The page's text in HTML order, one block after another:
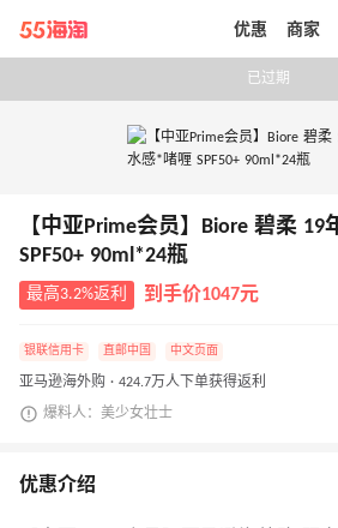
带你去官网买正品
优惠 商家
已过期
【中亚Prime会员】Biore 碧柔
SPF50+ 90ml*24瓶
最高3.2%返利 到手价1047元
银联信用卡 直邮中国 中文页面
亚马逊海外购 · 424.7万人下单获得返利
爆料人：美少女壮士
优惠介绍